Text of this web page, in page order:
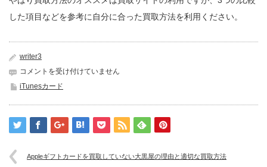
した項目などを参考に自分に合った買取方法を利用ください。
writer3
Apple
ギ
ト
カ
ー
コメントを受け付けていません
iTunesカード
Appleギフトカードを買取していない大黒屋の理由と適切な買取方法